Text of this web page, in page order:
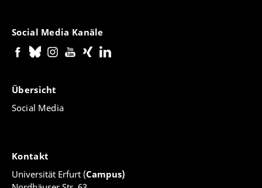
Social Media Kanäle
Übersicht
Social Media
Kontakt
Universität Erfurt (Campus)